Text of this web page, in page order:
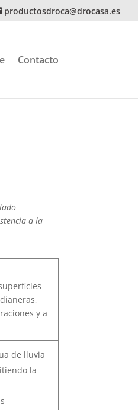
productosdroca@drocasa.es
Contacto
a la
y a
de lluvia
la